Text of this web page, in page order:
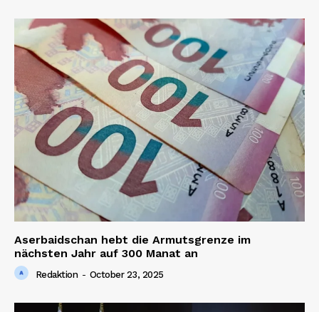
Aserbaidschan hebt die Armutsgrenze im
nächsten Jahr auf 300 Manat an
Redaktion - October 23, 2025